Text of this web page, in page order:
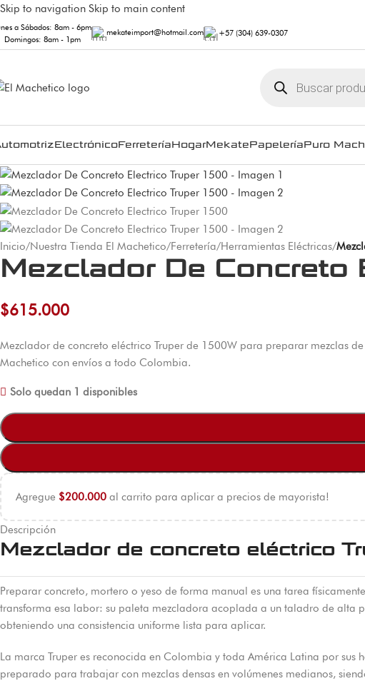
Skip to navigation Skip to main content
a Sábados: 8am - 6pm
Domingos: 8am - 1pm
mekateimport@hotmail.com +57 (304) 639-0307
ElectrónicoFerreteríaHogarMekatePapeleríaPuro
Inicio/Nuestra Tienda El Machetico/Ferretería/Herramientas Eléctricas/
Mezclador De Concreto
$615.000
Mezclador de concreto eléctrico Truper de 1500W para preparar mezclas
Machetico con envíos a todo Colombia.
Solo quedan 1 disponibles
Agregue $200.000 al carrito para aplicar a precios de mayorista!
Descripción
Mezclador de concreto eléctrico
Preparar concreto, mortero o yeso de forma manual es una tarea
transforma esa labor: su paleta mezcladora acoplada a un taladro de alta
obteniendo una consistencia uniforme lista para aplicar.
La marca Truper es reconocida en Colombia y toda América Latina por
preparado para trabajar con mezclas densas en volúmenes medianos,